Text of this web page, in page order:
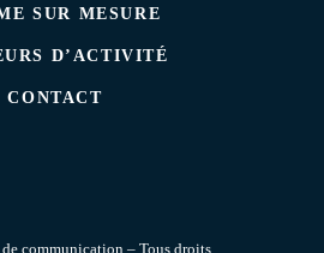
SUR MESURE
D’ACTIVITÉ
CONTACT
communication – Tous droits